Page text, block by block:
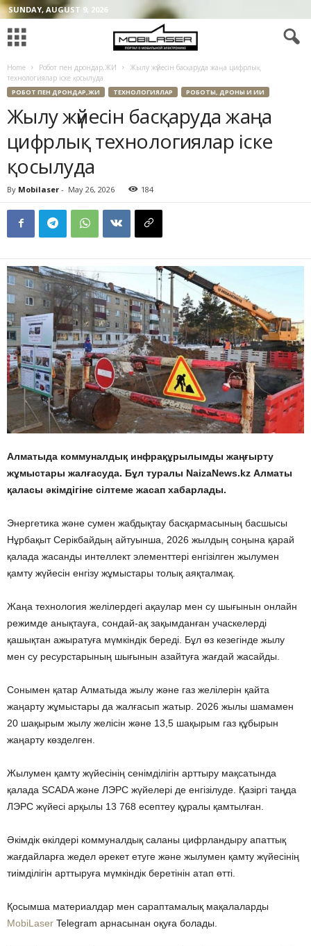
SUNDAY, AUGUST 9, 2026
Home Робот пен дрондар,ЖИ
Жылу жүйесін басқаруда жаңа цифрлық
технологиялар іске қосылуда
РОБОТ ПЕН ДРОНДАР,ЖИ ТЕХНОЛОГИЯЛАР РОБОТЫ, ДРОНЫ И ИИ
Жылу жүйесін басқаруда жаңа
цифрлық технологиялар іске
қосылуда
By Mobilaser - May 26, 2026 184
Алматыда коммуналдық инфрақұрылымды жаңғырту
жұмыстары жалғасуда. Бұл туралы NaizaNews.kz Алматы
қаласы әкімдігіне сілтеме жасап хабарлады.
Энергетика және сумен жабдықтау басқармасының басшысы
Нұрбақыт Серікбайдың айтуынша, 2026 жылдың соңына қарай
қалада жасанды интеллект элементтері енгізілген жылумен
қамту жүйесін енгізу жұмыстары толық аяқталмақ.
Жаңа технология желілердегі ақаулар мен су шығынын онлайн
режимде анықтауға, сондай-ақ зақымданған учаскелерді
қашықтан ажыратуға мүмкіндік береді. Бұл өз кезегінде жылу
мен су ресурстарының шығынын азайтуға жағдай жасайды.
Сонымен қатар Алматыда жылу және газ желілерін қайта
жаңарту жұмыстары да жалғасып жатыр. 2026 жылы шамамен
20 шақырым жылу желісін және 13,5 шақырым газ құбырын
жаңарту көзделген.
Жылумен қамту жүйесінің сенімділігін арттыру мақсатында
қалада SCADA және ЛЭРС жүйелері де енгізілуде. Қазіргі таңда
ЛЭРС жүйесі арқылы 13 768 есептеу құралы қамтылған.
Әкімдік өкілдері коммуналдық саланы цифрландыру апаттық
жағдайларға жедел әрекет етуге және жылумен қамту жүйесінің
тиімділігін арттыруға мүмкіндік беретінін атап өтті.
Қосымша материалдар мен сараптамалық мақалаларды
MobiLaser Telegram арнасынан оқуға болады.